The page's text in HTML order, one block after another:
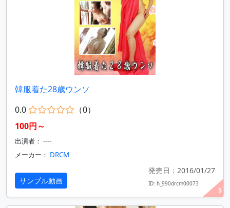
5
韓服着た28歳ウンソ
0.0
（0）
100円～
出演者： ----
メーカー： DRCM
サンプル動画
発売日：2016/01/27
ID: h_990drcm00073